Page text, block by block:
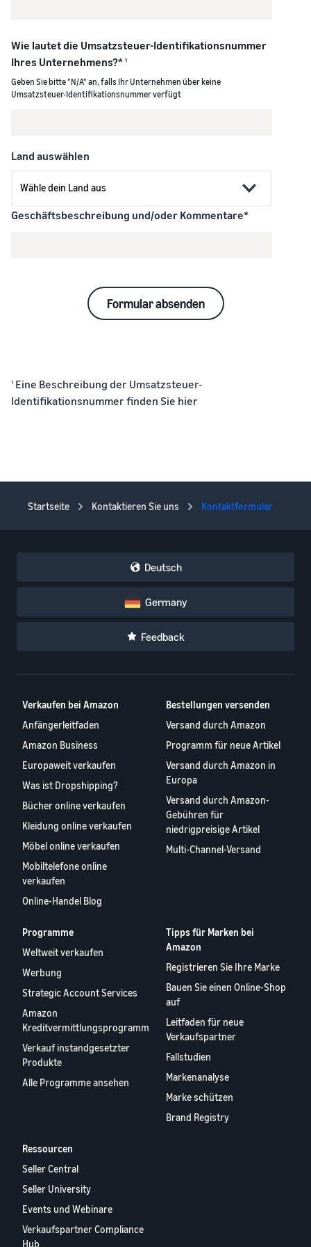
Marke
Wie lautet die Umsatzsteuer-Identifikationsnummer
Ihres Unternehmens?* 1
Geben Sie bitte "N/A" an, falls Ihr Unternehmen über keine
Umsatzsteuer-Identifikationsnummer verfügt
Land auswählen
Geschäftsbeschreibung und/oder Kommentare*
Formular absenden
1 Eine Beschreibung der Umsatzsteuer-
Identifikationsnummer finden Sie hier
Startseite Kontaktieren Sie uns Kontaktformular
Deutsch
Germany
Feedback
Verkaufen bei Amazon
Anfängerleitfaden
Amazon Business
Europaweit verkaufen
Was ist Dropshipping?
Bücher online verkaufen
Kleidung online verkaufen
Möbel online verkaufen
Mobiltelefone online
verkaufen
Online-Handel Blog
Bestellungen versenden
Versand durch Amazon
Programm für neue Artikel
Versand durch Amazon in
Europa
Versand durch Amazon-
Gebühren für
niedrigpreisige Artikel
Multi-Channel-Versand
Programme
Weltweit verkaufen
Werbung
Strategic Account Services
Amazon
Kreditvermittlungsprogramm
Verkauf instandgesetzter
Produkte
Alle Programme ansehen
Tipps für Marken bei
Amazon
Registrieren Sie Ihre Marke
Bauen Sie einen Online-Shop
auf
Leitfaden für neue
Verkaufspartner
Fallstudien
Markenanalyse
Marke schützen
Brand Registry
Ressourcen
Seller Central
Seller University
Events und Webinare
Verkaufspartner Compliance
Hub